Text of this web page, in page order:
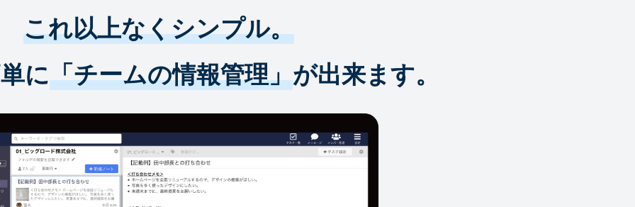
これ以上なくシンプル。
に「チームの情報管理」が出来ます。